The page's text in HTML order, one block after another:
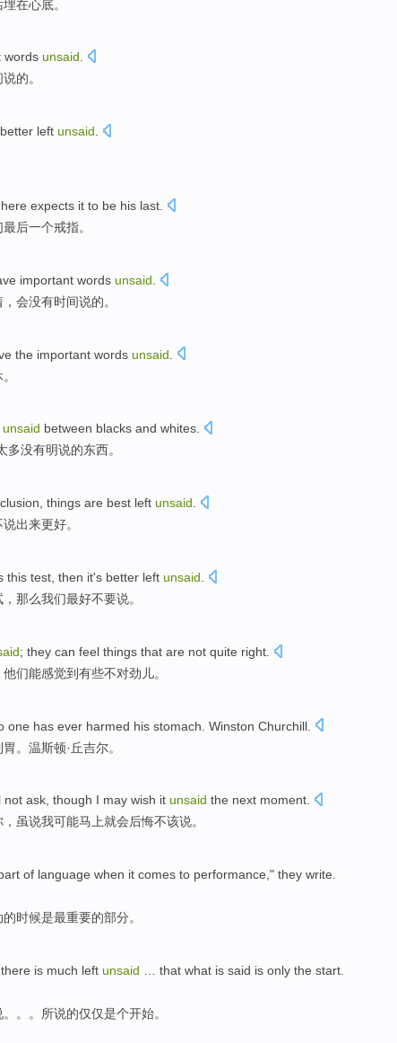
在心底。
words unsaid.
说的。
left unsaid
expects it to be his last
最后一个戒指。
important words unsaid
，会没有时间说的。
the important words unsaid
unsaid between blacks and whites.
多没有明说的东西。
things are best left unsaid
说出来更好。
this test then it's better left unsaid
， 那么我们最好不要说。
; they can feel things that are not quite right
他们能感觉到有些不对劲儿。
one has ever harmed his stomach . Winston Churchill
胃 。温斯顿·丘吉尔。
not ask, though I may wish it unsaid the next moment.
虽说我可能马上就会后悔不该说。
of language when it comes to performance," they write.
的时候是最重要的部分。
there is much left unsaid … that what is said is only the start
。。。 所说的仅仅是个开始。